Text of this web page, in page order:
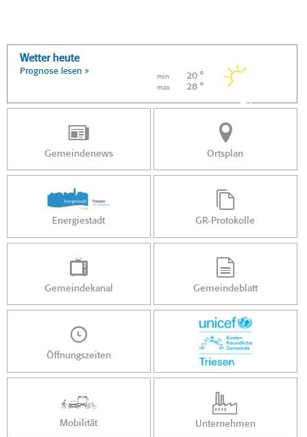
Wetter heute
Prognose lesen »
min 20 °
max 28 °
Gemeindenews Ortsplan
Energiestadt GR-Protokolle
Gemeindekanal Gemeindeblatt
Öffnungszeiten
Mobilität Unternehmen